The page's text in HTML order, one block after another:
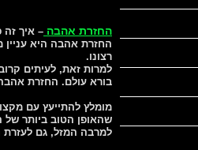
החזרת אהבה – איך זה
החזרת אהבה היא עניין
רצונו.
למרות זאת, לעיתים
בורא עולם. החזרת אהבה
מומלץ להתייעץ עם
שהאופן הטוב ביותר של
למרבה המזל, גם לעזרת